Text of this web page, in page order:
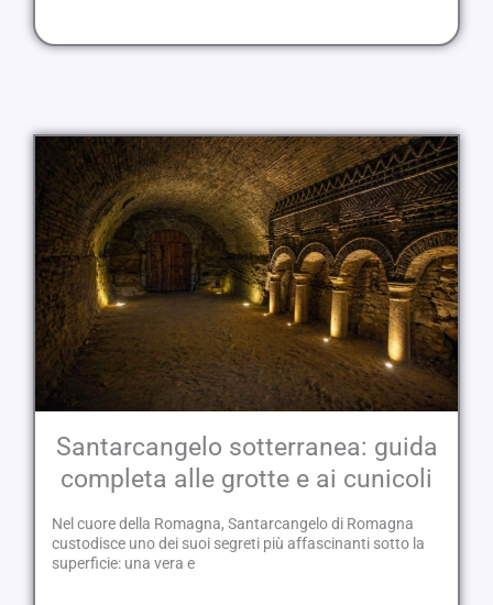
Santarcangelo sotterranea: guida
completa alle grotte e ai cunicoli
Nel cuore della Romagna, Santarcangelo di Romagna
custodisce uno dei suoi segreti più affascinanti sotto la
superficie: una vera e